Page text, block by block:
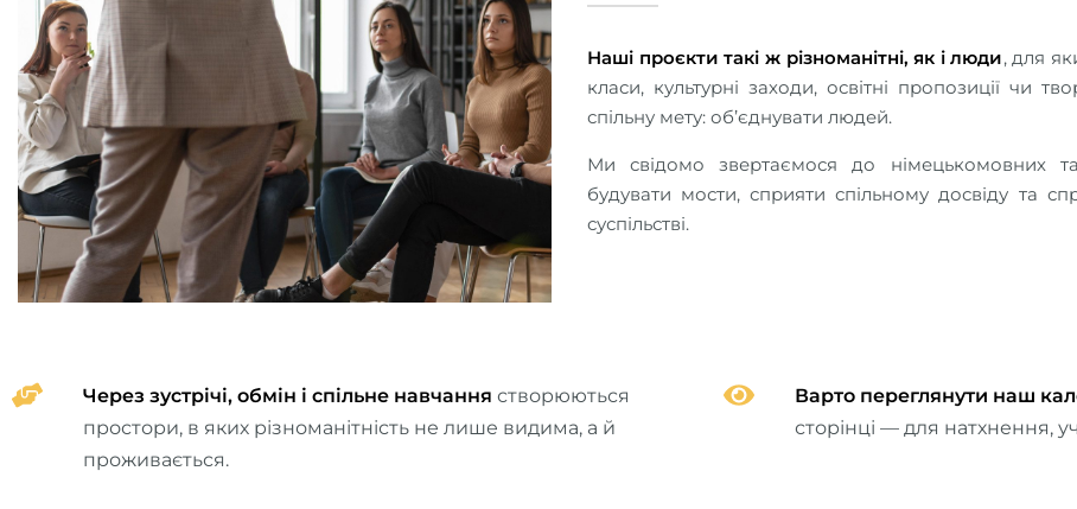
Наші проєкти такі ж різноманітні, як і люди, для
класи, культурні заходи, освітні пропозиції чи
спільну мету: об’єднувати людей.
Ми свідомо звертаємося до німецькомовних та українськомовних громад, щоб
будувати мости, сприяти спільному досвіду та
суспільстві.
Через зустрічі, обмін і спільне навчання створюються
простори, в яких різноманітність не лише видима, а й
проживається.
Варто переглянути наш
сторінці — для натхнення,